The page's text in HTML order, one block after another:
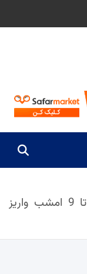
یارانه 300 هزار تومانی دهک‌های 4 تا 9 امشب واریز